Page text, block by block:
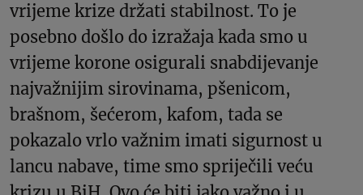
vrijeme krize držati stabilnost. To je
posebno došlo do izražaja kada smo u
vrijeme korone osigurali snabdijevanje
najvažnijim sirovinama, pšenicom,
brašnom, šećerom, kafom, tada se
pokazalo vrlo važnim imati sigurnost u
lancu nabave, time smo spriječili veću